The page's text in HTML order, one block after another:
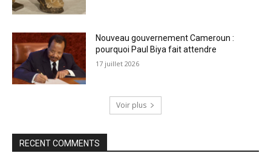
Nouveau gouvernement Cameroun :
pourquoi Paul Biya fait attendre
17 juillet 2026
Voir plus
RECENT COMMENTS